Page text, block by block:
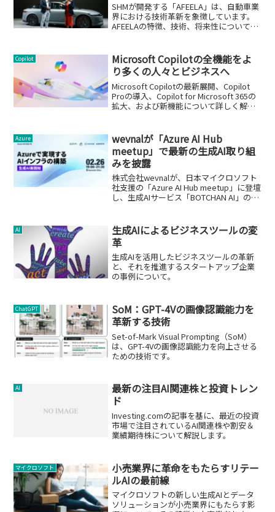
SHMが開発する「AFEELA」は、自動車業
界における技術革新を象徴しています。
AFEELAの特徴、技術、将来性について解
Copilot
Microsoft Copilotの全機能をよ
り多くの人々とビジネスへ
Microsoft Copilotの最新展開、Copilot
Proの導入、Copilot for Microsoft 365の
拡大、および新機能について詳しく解説
Azure
wevnalが「Azure AI Hub
meetup」で最新の生成AI取り組
みを披露
株式会社wevnalが、日本マイクロソフト
社支援の「Azure AI Hub meetup」に登壇
し、生成AIサービス「BOTCHAN AI」の開
AI
生成AIによるビジネスツールの変
革
生成AIを活用したビジネスツールの革新
と、それを推進するスタートアップ企業
の事例について。
ChatGPT
SoM：GPT-4Vの画像認識能力を
革新する技術
Set-of-Mark Visual Prompting（SoM）
は、GPT-4Vの画像認識能力を向上させる
ための技術です。
AI
最新の注目AI関連株と投資トレン
ド
Investing.comの記事を基に、最近の投資
市場で注目されているAI関連株や割安＆
業績期待株について解説します。
マイクロソフト
小売業界に革命をもたらすリテー
ルAIの最前線
マイクロソフトの新しい生成AIとデータ
ソリューションが小売業界にもたらす影